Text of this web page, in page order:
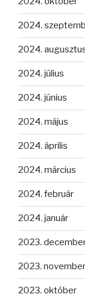
2024.
2024.
2024. július
2024. június
2024. május
2024. április
2024. március
2024. február
2024. január
2023.
2023. november
2023. október